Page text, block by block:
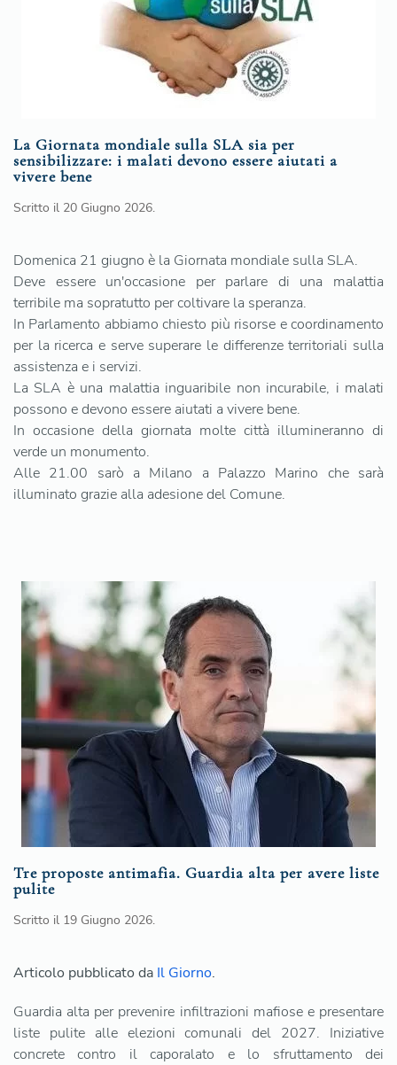
La Giornata mondiale sulla SLA sia per
sensibilizzare: i malati devono essere aiutati a
vivere bene
Scritto il 20 Giugno 2026.
Domenica 21 giugno è la Giornata mondiale sulla SLA.
Deve essere un'occasione per parlare di una malattia
terribile ma sopratutto per coltivare la speranza.
In Parlamento abbiamo chiesto più risorse e coordinamento
per la ricerca e serve superare le differenze territoriali sulla
assistenza e i servizi.
La SLA è una malattia inguaribile non incurabile, i malati
possono e devono essere aiutati a vivere bene.
In occasione della giornata molte città illumineranno di
verde un monumento.
Alle 21.00 sarò a Milano a Palazzo Marino che sarà
illuminato grazie alla adesione del Comune.
Tre proposte antimafia. Guardia alta per avere liste
pulite
Scritto il 19 Giugno 2026.
Articolo pubblicato da Il Giorno.
Guardia alta per prevenire infiltrazioni mafiose e presentare
liste pulite alle elezioni comunali del 2027. Iniziative
concrete contro il caporalato e lo sfruttamento dei